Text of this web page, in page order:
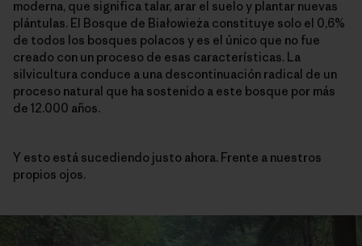
moderna, que significa talar, arar el suelo y plantar nuevas
plántulas. El Bosque de Białowieża constituye solo el 0,6%
de todos los bosques polacos y es el único que no fue
creado con un proceso de esas características. La
silvicultura conduce a una descontinuación radical de un
proceso natural que ha sostenido a este bosque por más
de 12.000 años.
Y esto está sucediendo justo ahora. Frente a nuestros
propios ojos.